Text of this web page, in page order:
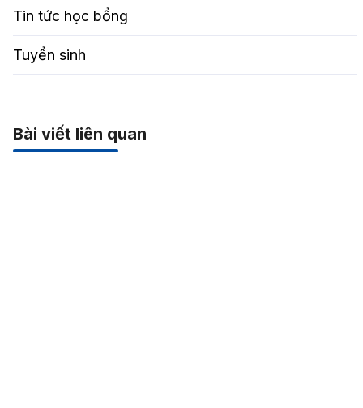
Tin tức học bổng
Tuyển sinh
Bài viết liên quan